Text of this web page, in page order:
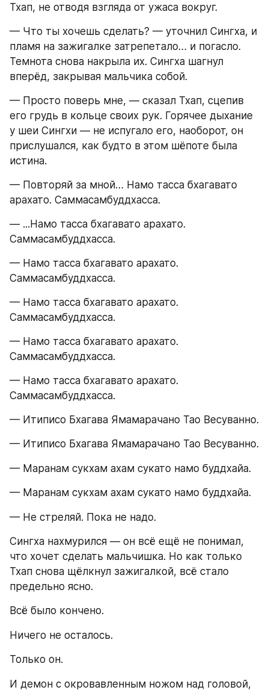
Тхап, не отводя взгляда от ужаса вокруг.
— Что ты хочешь сделать? — уточнил Сингха, и
пламя на зажигалке затрепетало… и погасло.
Темнота снова накрыла их. Сингха шагнул
вперёд, закрывая мальчика собой.
— Просто поверь мне, — сказал Тхап, сцепив
его грудь в кольце своих рук. Горячее дыхание
у шеи Сингхи — не испугало его, наоборот, он
прислушался, как будто в этом шёпоте была
истина.
— Повторяй за мной… Намо тасса бхагавато
арахато. Саммасамбуддхасса.
— ...Намо тасса бхагавато арахато.
Саммасамбуддхасса.
— Намо тасса бхагавато арахато.
Саммасамбуддхасса.
— Намо тасса бхагавато арахато.
Саммасамбуддхасса.
— Намо тасса бхагавато арахато.
Саммасамбуддхасса.
— Намо тасса бхагавато арахато.
Саммасамбуддхасса.
— Итиписо Бхагава Ямамарачано Тао Весуванно.
— Итиписо Бхагава Ямамарачано Тао Весуванно.
— Маранам сукхам ахам сукато намо буддхайа.
— Маранам сукхам ахам сукато намо буддхайа.
— Не стреляй. Пока не надо.
Сингха нахмурился — он всё ещё не понимал,
что хочет сделать мальчишка. Но как только
Тхап снова щёлкнул зажигалкой, всё стало
предельно ясно.
Всё было кончено.
Ничего не осталось.
Только он.
И демон с окровавленным ножом над головой,